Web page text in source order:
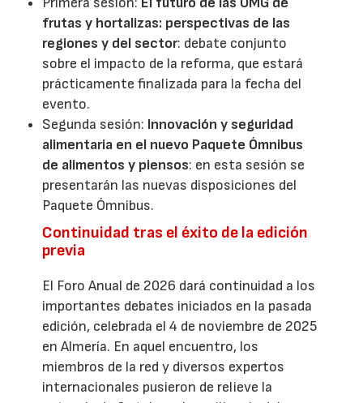
frutas y hortalizas: perspectivas de las
regiones y del sector: debate conjunto
sobre el impacto de la reforma, que estará
prácticamente finalizada para la fecha del
evento.
Segunda sesión: Innovación y seguridad
alimentaria en el nuevo Paquete Ómnibus
de alimentos y piensos: en esta sesión se
presentarán las nuevas disposiciones del
Paquete Ómnibus.
Continuidad tras el éxito de la edición
previa
El Foro Anual de 2026 dará continuidad a los
importantes debates iniciados en la pasada
edición, celebrada el 4 de noviembre de 2025
en Almería. En aquel encuentro, los
miembros de la red y diversos expertos
internacionales pusieron de relieve la